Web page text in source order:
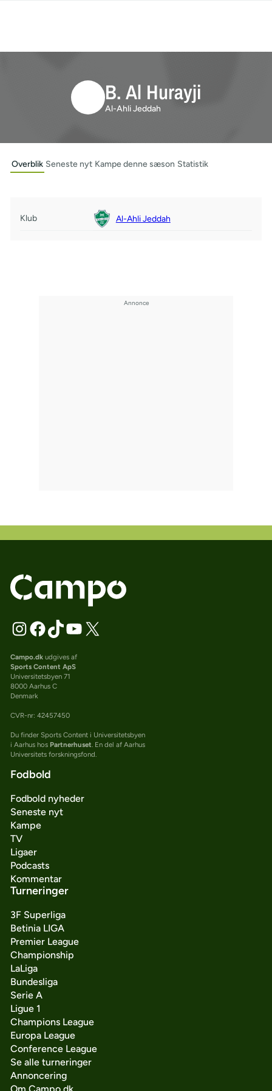
B. Al Hurayji
Al-Ahli Jeddah
Overblik Seneste nyt Kampe denne sæson Statistik
Klub Al-Ahli Jeddah
Campo.dkudgives af
Sports Content ApS
Universitetsbyen 71
8000 Aarhus C
Denmark
CVR-nr: 42457450
Du finder Sports Content i Universitetsbyen
i Aarhus hos Partnerhuset. En del af Aarhus
Universitets forskningsfond.
Fodbold
Fodbold nyheder
Seneste nyt
Kampe
TV
Ligaer
Podcasts
Kommentar
Turneringer
3F Superliga
Betinia LIGA
Premier League
Championship
LaLiga
Bundesliga
Serie A
Ligue 1
Champions League
Europa League
Conference League
Se alle turneringer
Annoncering